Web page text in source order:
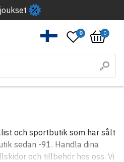
0 0
och sportbutik som har sålt
sedan -91. Handla dina
och tillbehör hos oss. Vi